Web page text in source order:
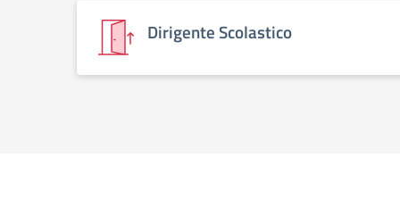
Dirigente Scolastico